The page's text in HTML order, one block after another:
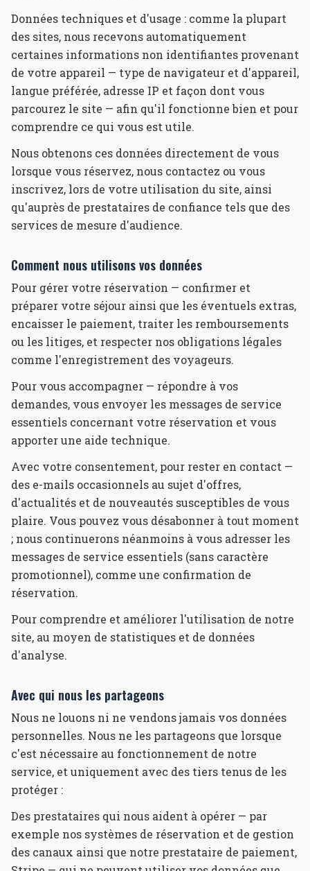
Données techniques et d'usage : comme la plupart
des sites, nous recevons automatiquement
certaines informations non identifiantes provenant
de votre appareil — type de navigateur et d'appareil,
langue préférée, adresse IP et façon dont vous
parcourez le site — afin qu'il fonctionne bien et pour
comprendre ce qui vous est utile.
Nous obtenons ces données directement de vous
lorsque vous réservez, nous contactez ou vous
inscrivez, lors de votre utilisation du site, ainsi
qu'auprès de prestataires de confiance tels que des
services de mesure d'audience.
Comment nous utilisons vos données
Pour gérer votre réservation — confirmer et
préparer votre séjour ainsi que les éventuels extras,
encaisser le paiement, traiter les remboursements
ou les litiges, et respecter nos obligations légales
comme l'enregistrement des voyageurs.
Pour vous accompagner — répondre à vos
demandes, vous envoyer les messages de service
essentiels concernant votre réservation et vous
apporter une aide technique.
Avec votre consentement, pour rester en contact —
des e-mails occasionnels au sujet d'offres,
d'actualités et de nouveautés susceptibles de vous
plaire. Vous pouvez vous désabonner à tout moment
; nous continuerons néanmoins à vous adresser les
messages de service essentiels (sans caractère
promotionnel), comme une confirmation de
réservation.
Pour comprendre et améliorer l'utilisation de notre
site, au moyen de statistiques et de données
d'analyse.
Avec qui nous les partageons
Nous ne louons ni ne vendons jamais vos données
personnelles. Nous ne les partageons que lorsque
c'est nécessaire au fonctionnement de notre
service, et uniquement avec des tiers tenus de les
protéger :
Des prestataires qui nous aident à opérer — par
exemple nos systèmes de réservation et de gestion
des canaux ainsi que notre prestataire de paiement,